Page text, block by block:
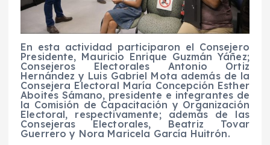
En esta actividad participaron el Consejero
Presidente, Mauricio Enrique Guzmán Yáñez;
Consejeros Electorales Antonio Ortiz
Hernández y Luis Gabriel Mota además de la
Consejera Electoral María Concepción Esther
Aboites Sámano, presidente e integrantes de
la Comisión de Capacitación y Organización
Electoral, respectivamente; además de las
Consejeras Electorales, Beatriz Tovar
Guerrero y Nora Maricela García Huitrón.